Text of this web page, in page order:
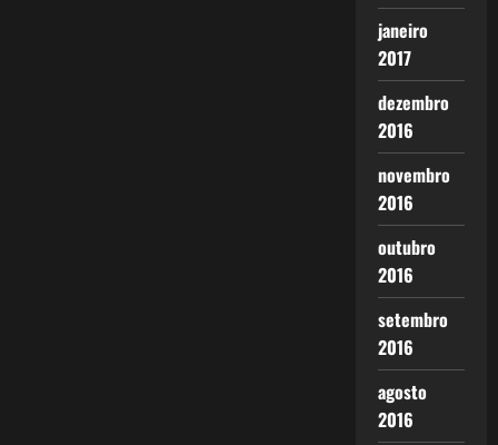
janeiro
2017
dezembro
2016
novembro
2016
outubro
2016
setembro
2016
agosto
2016